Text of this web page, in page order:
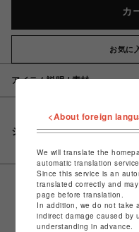
カ
お気に
アイテム説明 / 素材
シェアする
<About foreign
We will translate the
automatic translation
Since this service is an
translated correctly and
page before translation.
In addition, we do not take
indirect damage caused by
understanding in advance.